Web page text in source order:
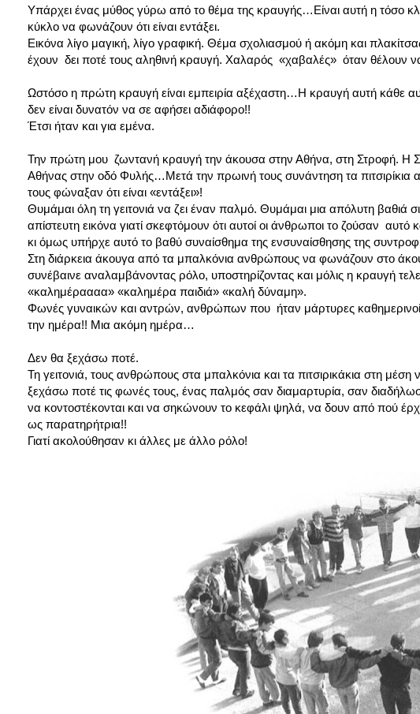
Υπάρχει ένας μύθος γύρω από το θέμα της κραυγής…Είναι αυτή η τόσο
κύκλο να φωνάζουν ότι είναι εντάξει.
Εικόνα λίγο μαγική, λίγο γραφική. Θέμα σχολιασμού ή ακόμη και
έχουν δει ποτέ τους αληθινή κραυγή. Χαλαρός «χαβαλές» όταν θέλουν
Ωστόσο η πρώτη κραυγή είναι εμπειρία αξέχαστη…Η κραυγή αυτή κάθε
δεν είναι δυνατόν να σε αφήσει αδιάφορο!!
Έτσι ήταν και για εμένα.
Την πρώτη μου ζωντανή κραυγή την άκουσα στην Αθήνα, στη Στροφή. Η
Αθήνας στην οδό Φυλής…Μετά την πρωινή τους συνάντηση τα πιτσιρίκια
τους φώναξαν ότι είναι «εντάξει»!
Θυμάμαι όλη τη γειτονιά να ζει έναν παλμό. Θυμάμαι μια απόλυτη
απίστευτη εικόνα γιατί σκεφτόμουν ότι αυτοί οι άνθρωποι το ζούσαν
κι όμως υπήρχε αυτό το βαθύ συναίσθημα της ενσυναίσθησης της
Στη διάρκεια άκουγα από τα μπαλκόνια ανθρώπους να φωνάζουν στο
συνέβαινε αναλαμβάνοντας ρόλο, υποστηρίζοντας και μόλις η κραυγή
«καλημέραααα» «καλημέρα παιδιά» «καλή δύναμη».
Φωνές γυναικών και αντρών, ανθρώπων που ήταν μάρτυρες
την ημέρα!! Μια ακόμη ημέρα…
Δεν θα ξεχάσω ποτέ.
Τη γειτονιά, τους ανθρώπους στα μπαλκόνια και τα πιτσιρικάκια στη
ξεχάσω ποτέ τις φωνές τους, ένας παλμός σαν διαμαρτυρία, σαν
να κοντοστέκονται και να σηκώνουν το κεφάλι ψηλά, να δουν από πού
ως παρατηρήτρια!!
Γιατί ακολούθησαν κι άλλες με άλλο ρόλο!